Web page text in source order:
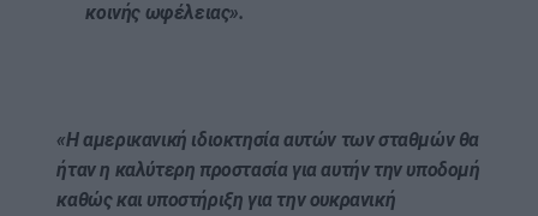
κοινής ωφέλειας».
«Η αμερικανική ιδιοκτησία αυτών των σταθμών θα
ήταν η καλύτερη προστασία για αυτήν την υποδομή
καθώς και υποστήριξη για την ουκρανική